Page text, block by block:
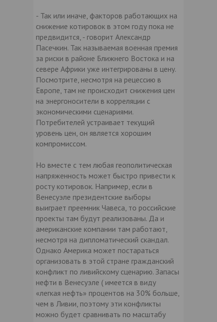
- Так или иначе, факторов работающих на
снижение котировок в этом году пока не
предвидится, - говорит Александр
Пасечкин. Так называемая военная премия
за риски в районе Ближнего Востока и на
севере Африки уже интегрированы в цену.
Посмотрите, несмотря на рецессию в
Европе, там не происходит снижения цен
на энергоносители в корреляции с
экономическими сценариями.
Потребителей устраивает текущий
уровень цен, он является хорошим
компромиссом.
Но вместе с тем любая геополитическая
напряженность может быстро привести к
росту котировок. Например, если в
Венесуэле президентские выборы
выиграет преемник Чавеса, то российские
проекты там будут реализованы. Да и
американские компании там работают,
несмотря на дипломатический скандал.
Однако Америка может постараться
организовать в этой стране гражданский
конфликт по ливийскому сценарию. Запасы
нефти в Венесуэле ( имеется в виду
«легкая нефть» процентов на 30% больше,
чем в Ливии, поэтому эти конфликты
можно будет сравнивать по масштабу